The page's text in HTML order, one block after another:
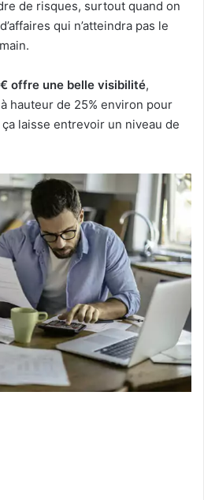
de risques, surtout quand on
qui n’atteindra pas le
offre une belle visibilité,
hauteur de 25% environ pour
laisse entrevoir un niveau de